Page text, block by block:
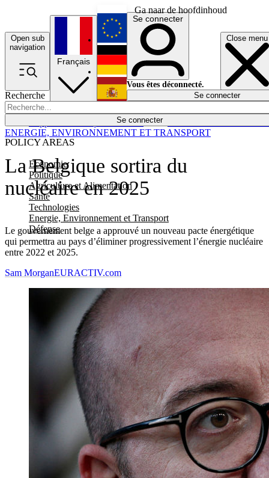
Ga naar de hoofdinhoud
Open sub
navigation
Close menu
Recherche
Se connecter
POLICY AREAS
Economie
Politique
Agriculture et Alimentation
Santé
Technologies
Energie, Environnement et Transport
Défense
Économie
Français
English
Deutsch
Español
Se connecter
Vous êtes déconnecté.
Se connecter
La Belgique sortira du
nucléaire en 2025
Le gouvernement belge a approuvé un nouveau pacte énergétique
qui permettra au pays d’éliminer progressivement l’énergie nucléaire
entre 2022 et 2025.
ENERGIE, ENVIRONNEMENT ET TRANSPORT
Sam MorganEURACTIV.com